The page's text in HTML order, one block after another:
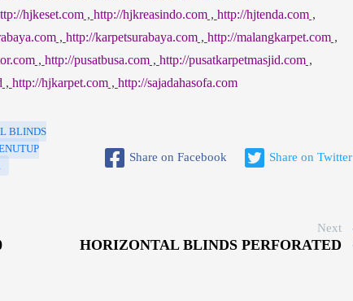
hjkeset.com, http://hjkreasindo.com, http://hjtenda.com,
, http://karpetsurabaya.com, http://malangkarpet.com,
, http://pusatbusa.com, http://pusatkarpetmasjid.com,
, http://hjkarpet.com, http://sajadahasofa.com
BLINDS
Share on Facebook Share on Twitter
Next
HORIZONTAL BLINDS PERFORATED